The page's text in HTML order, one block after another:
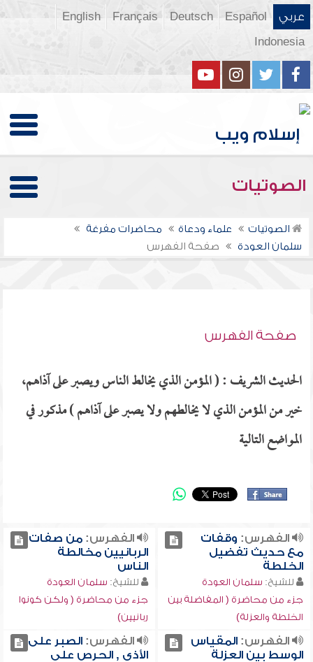
عربي Español
Deutsch
Français
English
Indonesia
الصوتيات
الصوتيات علماء ودعاة
محاضرات مفرغة
سلمان العودة
صفحة الفهرس
صفحة الفهرس
الحديث الشريف : ( المؤمن الذي يخالط الناس ويصبر على آذاهم،
خير من المؤمن الذي لا يخالطهم ولا يصبر على آذاهم ) مذكور في
المواضع التالية
الفهرس: وقفات
مع حديث تفضيل
الخلطة
للشيخ: سلمان العودة
جزء من محاضرة ( المفاضلة بين
الخلطة والعزلة)
الفهرس:من صفات
الربانيين مخالطة
الناس
للشيخ: سلمان العودة
جزء من محاضرة ( ولكن كونوا
ربانيين)
الفهرس:المقياس
الوسط بين العزلة
الفهرس:الصبر على
الأذى , الحرص على